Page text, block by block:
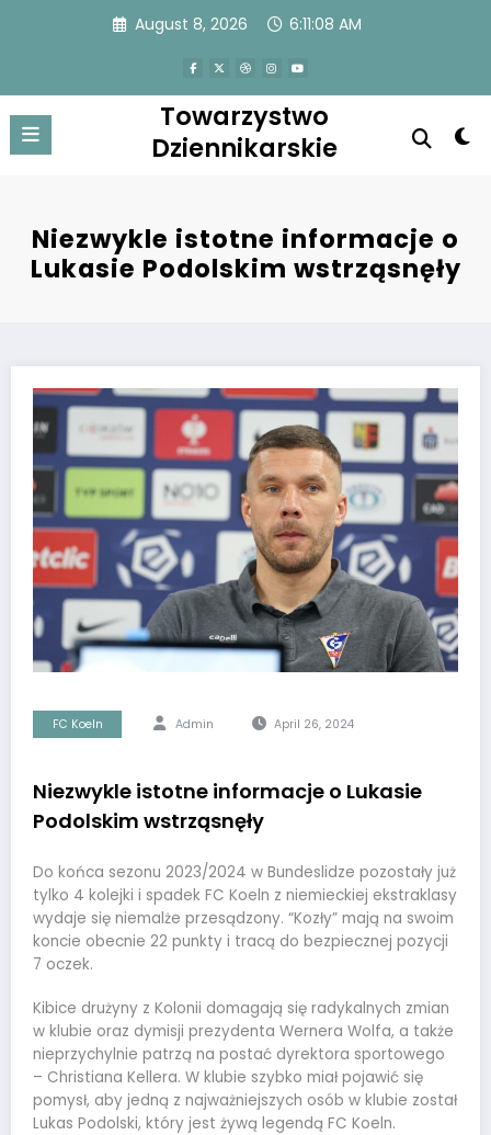
August 8, 2026 6:11:08 AM
Towarzystwo
Dziennikarskie
Niezwykle istotne informacje o
Lukasie Podolskim wstrząsnęły
FC Koeln Admin April 26, 2024
Niezwykle istotne informacje o Lukasie
Podolskim wstrząsnęły
Do końca sezonu 2023/2024 w Bundeslidze pozostały już
tylko 4 kolejki i spadek FC Koeln z niemieckiej ekstraklasy
wydaje się niemalże przesądzony. “Kozły” mają na swoim
koncie obecnie 22 punkty i tracą do bezpiecznej pozycji
7 oczek.
Kibice drużyny z Kolonii domagają się radykalnych zmian
w klubie oraz dymisji prezydenta Wernera Wolfa, a także
nieprzychylnie patrzą na postać dyrektora sportowego
– Christiana Kellera. W klubie szybko miał pojawić się
pomysł, aby jedną z najważniejszych osób w klubie został
Lukas Podolski, który jest żywą legendą FC Koeln.